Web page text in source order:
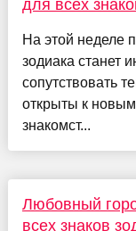
для всех
На этой неделе
зодиака станет
сопутствовать
открыты к
знакомст...
Любовный
всех знаков